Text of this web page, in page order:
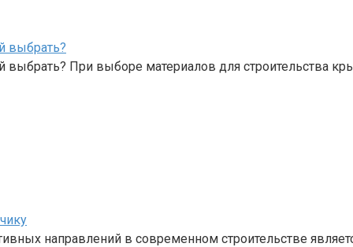
выбрать?
При выборе материалов для строительства
направлений в современном строительстве